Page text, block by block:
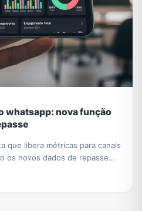
whatsapp: nova função
que libera métricas para canais
os novos dados de repasse